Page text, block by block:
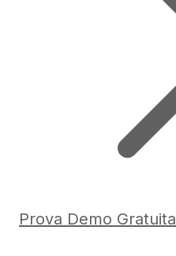
Prova Demo Gratuita